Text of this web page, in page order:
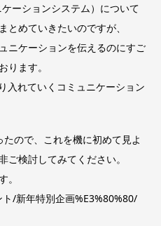
ーションシステム）について
とめていきたいのですが、
ニケーションを伝えるのにすご
ります。
入れていくコミュニケーション
ので、これを機に初めて見よ
ご検討してみてください。
/新年特別企画%E3%80%80/